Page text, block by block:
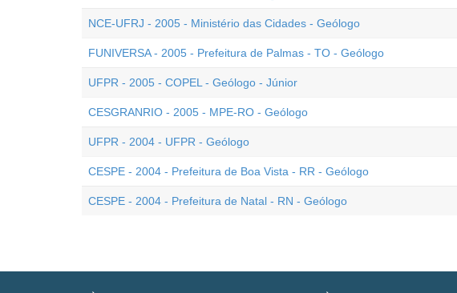
NCE-UFRJ - 2005 - Ministério das Cidades - Geólogo
FUNIVERSA - 2005 - Prefeitura de Palmas - TO - Geólogo
UFPR - 2005 - COPEL - Geólogo - Júnior
CESGRANRIO - 2005 - MPE-RO - Geólogo
UFPR - 2004 - UFPR - Geólogo
CESPE - 2004 - Prefeitura de Boa Vista - RR - Geólogo
CESPE - 2004 - Prefeitura de Natal - RN - Geólogo